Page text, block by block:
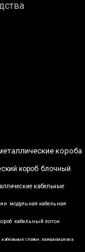
короба
короб блочный
кабельные
модульная кабельная
кабельный лоток
кабельные стойки лазерная резка